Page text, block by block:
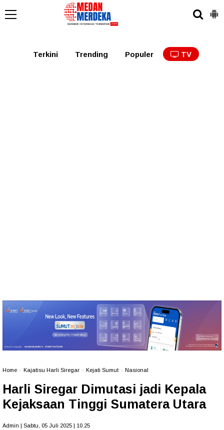
Tabagsel Tapanuli
Terkini Trending Populer TV
Home Kajatisu Harli Siregar Kejati Sumut Nasional
Harli Siregar Dimutasi jadi Kepala
Kejaksaan Tinggi Sumatera Utara
Admin | Sabtu, 05 Juli 2025 | 10.25